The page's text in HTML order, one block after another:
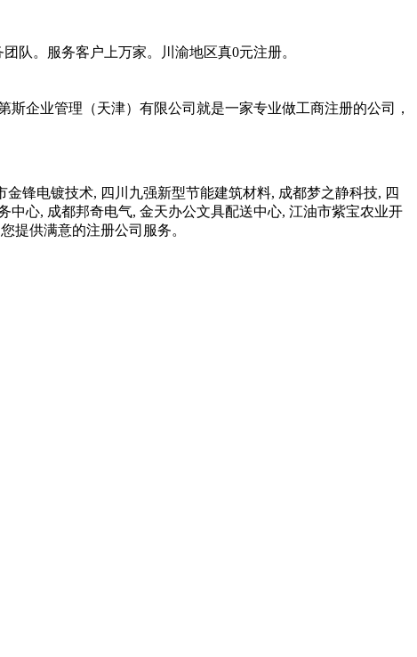
队。服务客户上万家。川渝地区真0元注册。
企业管理（天津）有限公司就是一家专业做工商注册的公司，
锋电镀技术, 四川九强新型节能建筑材料, 成都梦之静科技, 四
中心, 成都邦奇电气, 金天办公文具配送中心, 江油市紫宝农业开
提供满意的注册公司服务。